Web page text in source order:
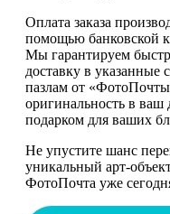
Оплата заказа
помощью банковской
Мы гарантируем
доставку в
пазлам от
оригинальность в
подарком для ваших
Не упустите шанс
уникальный арт-
ФотоПочта уже